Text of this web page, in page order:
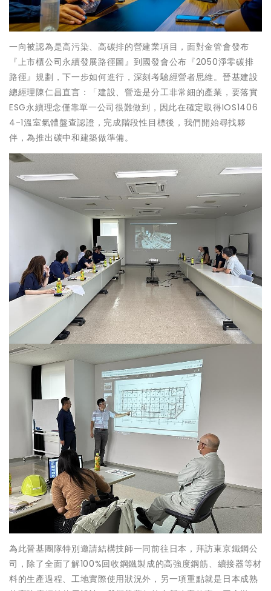
一向被認為是高污染、高碳排的營建業項目，面對金管會發布
『上市櫃公司永續發展路徑圖』到國發會公布『2050淨零碳排
路徑』規劃，下一步如何進行，深刻考驗經營者思維。晉基建設
總經理陳仁昌直言：「建設、營造是分工非常細的產業，要落實
ESG永續理念僅靠單一公司很難做到，因此在確定取得IOS1406
4-1溫室氣體盤查認證，完成階段性目標後，我們開始尋找夥
伴，為推出碳中和建築做準備。
為此晉基團隊特別邀請結構技師一同前往日本，拜訪東京鐵鋼公
司，除了全面了解100%回收鋼鐵製成的高強度鋼筋、續接器等材
料的生產過程、工地實際使用狀況外，另一項重點就是日本成熟